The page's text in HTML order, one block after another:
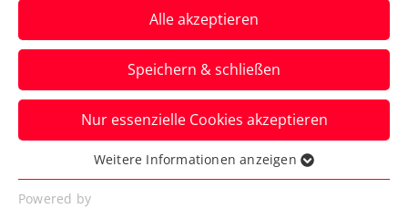
News filtern
Alle akzeptieren
Speichern & schließen
Nur essenzielle Cookies akzeptieren
Essenziell
Essenzielle Cookies werden für grundlegende
Weitere Informationen anzeigen
Powered by